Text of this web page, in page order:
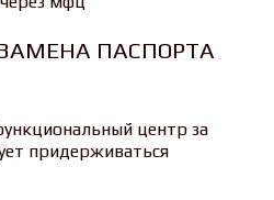
ПАСПОРТА
центр за
придерживаться